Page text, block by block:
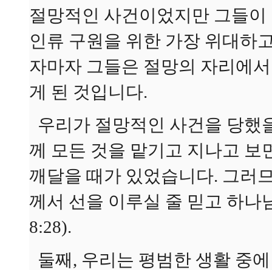
절망적인 사건이었지만 그들
인류 구원을 위한 가장 위대하
자마자 그들은 절망의 자리에
게 된 것입니다.
우리가 절망적인 사건을 당했
께 모든 것을 맡기고 지나고 보
깨달을 때가 있었습니다. 그러
께서 선을 이루실 줄 믿고 하나
8:28).
둘째, 우리는 평범한 생활 중